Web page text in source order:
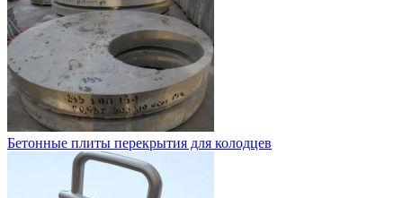
Бетонные плиты перекрытия для колодцев